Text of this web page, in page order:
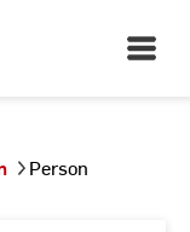
Open
Main
Person